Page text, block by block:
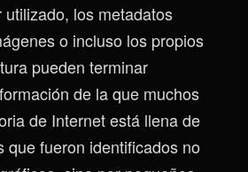
los metadatos
o incluso los propios
pueden terminar
de la que muchos
de Internet está llena de
que fueron identificados no